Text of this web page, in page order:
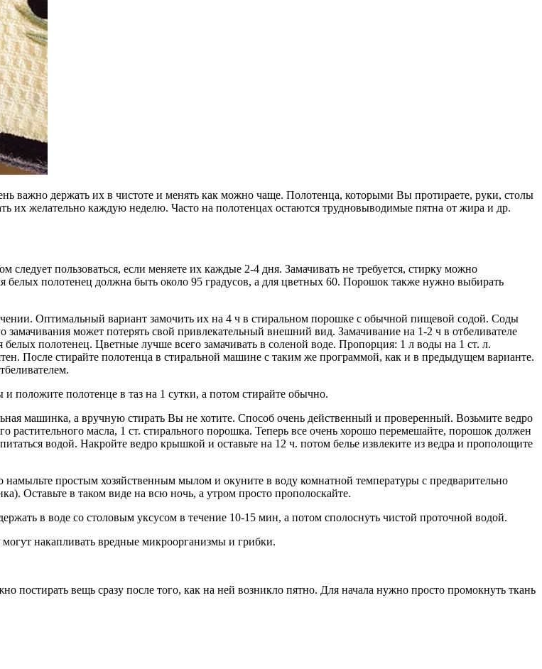
важно держать их в чистоте и менять как можно чаще. Полотенца, которыми Вы протираете, руки, столы
их желательно каждую неделю. Часто на полотенцах остаются трудновыводимые пятна от жира и др.
пользоваться, если меняете их каждые 2-4 дня. Замачивать не требуется, стирку можно
полотенец должна быть около 95 градусов, а для цветных 60. Порошок также нужно выбирать
Оптимальный вариант замочить их на 4 ч в стиральном порошке с обычной пищевой содой. Соды
замачивания может потерять свой привлекательный внешний вид. Замачивание на 1-2 ч в отбеливателе
полотенец. Цветные лучше всего замачивать в соленой воде. Пропорция: 1 л воды на 1 ст. л.
После стирайте полотенца в стиральной машине с таким же программой, как и в предыдущем варианте.
положите полотенце в таз на 1 сутки, а потом стирайте обычно.
машинка, а вручную стирать Вы не хотите. Способ очень действенный и проверенный. Возьмите ведро
растительного масла, 1 ст. стирального порошка. Теперь все очень хорошо перемешайте, порошок должен
водой. Накройте ведро крышкой и оставьте на 12 ч. потом белье извлеките из ведра и прополощите
простым хозяйственным мылом и окуните в воду комнатной температуры с предварительно
Оставьте в таком виде на всю ночь, а утром просто прополоскайте.
в воде со столовым уксусом в течение 10-15 мин, а потом сполоснуть чистой проточной водой.
накапливать вредные микроорганизмы и грибки.
постирать вещь сразу после того, как на ней возникло пятно. Для начала нужно просто промокнуть ткань